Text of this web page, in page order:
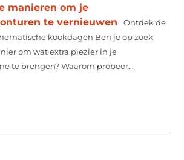
manieren om je
te vernieuwen
Ontdek de
kookdagen Ben je op zoek
om wat extra plezier in je
te brengen? Waarom probeer...